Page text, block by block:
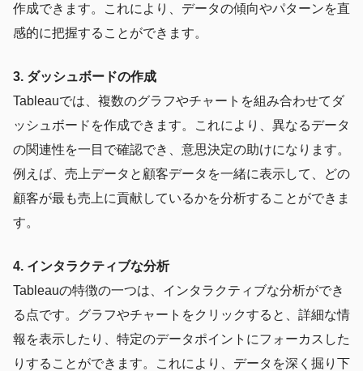
作成できます。これにより、データの傾向やパターンを直
感的に把握することができます。
3. ダッシュボードの作成
Tableauでは、複数のグラフやチャートを組み合わせてダ
ッシュボードを作成できます。これにより、異なるデータ
の関連性を一目で確認でき、意思決定の助けになります。
例えば、売上データと顧客データを一緒に表示して、どの
顧客が最も売上に貢献しているかを分析することができま
す。
4. インタラクティブな分析
Tableauの特徴の一つは、インタラクティブな分析ができ
る点です。グラフやチャートをクリックすると、詳細な情
報を表示したり、特定のデータポイントにフォーカスした
りすることができます。これにより、データを深く掘り下